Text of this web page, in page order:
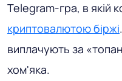
Telegram-гра, в якій
криптовалютою біржі
виплачують за
хом'яка.